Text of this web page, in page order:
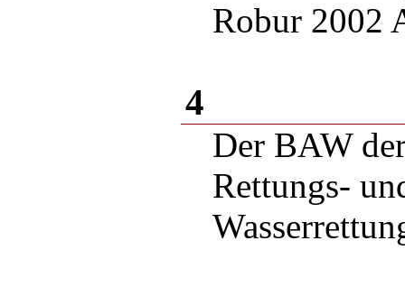
Robur 2002
4
Der BAW
Rettungs-